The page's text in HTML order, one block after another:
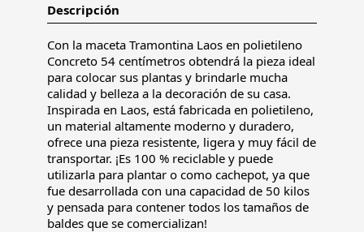
Descripción
Con la maceta Tramontina Laos en polietileno
Concreto 54 centímetros obtendrá la pieza ideal
para colocar sus plantas y brindarle mucha
calidad y belleza a la decoración de su casa.
Inspirada en Laos, está fabricada en polietileno,
un material altamente moderno y duradero,
ofrece una pieza resistente, ligera y muy fácil de
transportar. ¡Es 100 % reciclable y puede
utilizarla para plantar o como cachepot, ya que
fue desarrollada con una capacidad de 50 kilos
y pensada para contener todos los tamaños de
baldes que se comercializan!